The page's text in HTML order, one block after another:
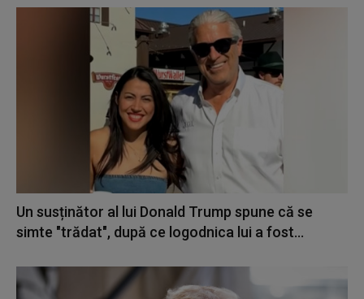
Un susținător al lui Donald Trump spune că se
simte "trădat", după ce logodnica lui a fost...